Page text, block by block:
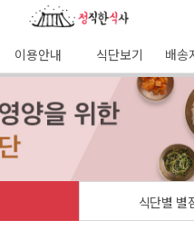
이용안내 식단보기 배송
이용후기
의
오전7시 이전 배송 보장 (
식단별 별